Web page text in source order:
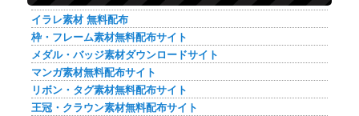
イラレ素材 無料配布
枠・フレーム素材無料配布サイト
メダル・バッジ素材ダウンロードサイト
マンガ素材無料配布サイト
リボン・タグ素材無料配布サイト
王冠・クラウン素材無料配布サイト